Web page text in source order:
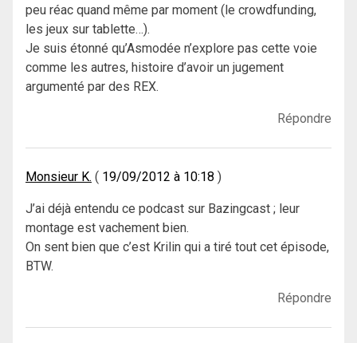
peu réac quand même par moment (le crowdfunding,
les jeux sur tablette…).
Je suis étonné qu’Asmodée n’explore pas cette voie
comme les autres, histoire d’avoir un jugement
argumenté par des REX.
Répondre
Monsieur K. 19/09/2012 à 10:18
J’ai déjà entendu ce podcast sur Bazingcast ; leur
montage est vachement bien.
On sent bien que c’est Krilin qui a tiré tout cet épisode,
BTW.
Répondre